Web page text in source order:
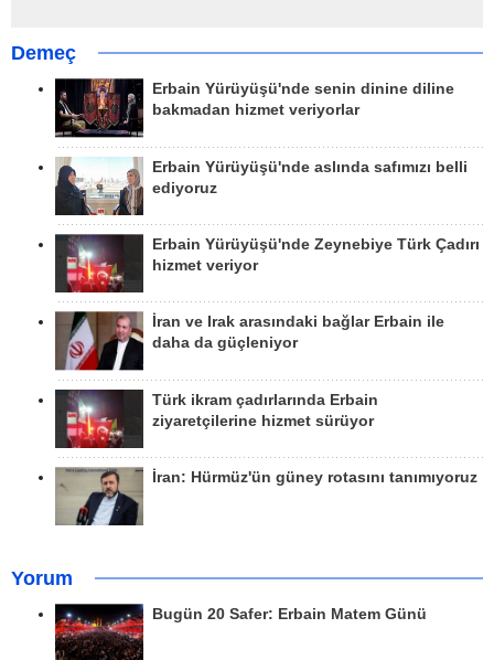
Demeç
Erbain Yürüyüşü'nde senin dinine diline
bakmadan hizmet veriyorlar
Erbain Yürüyüşü'nde aslında safımızı belli
ediyoruz
Erbain Yürüyüşü'nde Zeynebiye Türk Çadırı
hizmet veriyor
İran ve Irak arasındaki bağlar Erbain ile
daha da güçleniyor
Türk ikram çadırlarında Erbain
ziyaretçilerine hizmet sürüyor
İran: Hürmüz'ün güney rotasını tanımıyoruz
Yorum
Bugün 20 Safer: Erbain Matem Günü